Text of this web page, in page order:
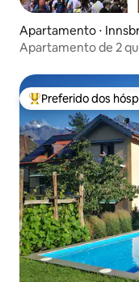
Apartamento ⋅
Apartamento de 2
Entre os melhores
Preferido dos